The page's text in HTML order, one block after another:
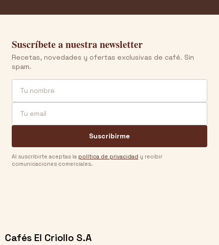
Suscríbete a nuestra newsletter
Recetas, novedades y ofertas exclusivas de café. Sin
spam.
Suscribirme
Al suscribirte aceptas la política de privacidad y recibir
comunicaciones comerciales.
Cafés El Criollo S.A